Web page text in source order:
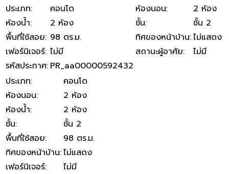
ประเภท: คอนโด ห้องนอน:
2 ห้อง
ห้องน้ำ: 2 ห้อง ชั้น:
ชั้น 2
พื้นที่ใช้สอย: 98 ตร.ม. ทิศของหน้าบ้าน:ไม่แสดง
เฟอร์นิเจอร์: ไม่มี สถานะผู้อาศัย:
ไม่มี
รหัสประกาศ: PR_aa00000592432
ประเภท:
คอนโด
ห้องนอน:
2 ห้อง
ห้องน้ำ:
2 ห้อง
ชั้น:
ชั้น 2
พื้นที่ใช้สอย:
98 ตร.ม.
ทิศของหน้าบ้าน:ไม่แสดง
เฟอร์นิเจอร์:
ไม่มี